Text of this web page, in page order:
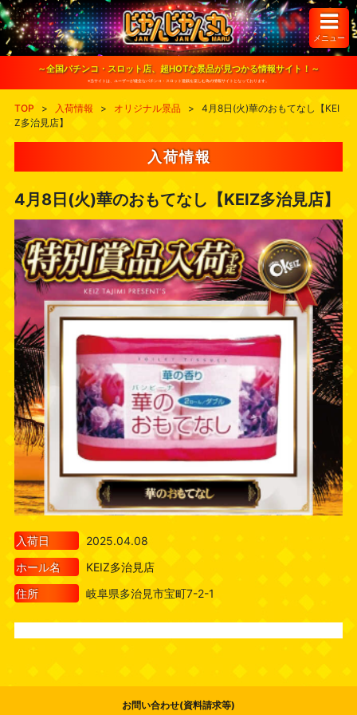
S
k
i
o
メニュー
～全国パチンコ・スロット店、超HOTな景品が見つかる情報サイト！～
※当サイトは、ユーザーが健全なパチンコ・スロット遊戯を楽しむ為の情報サイトとなっております。
TOP > 入荷情報 > オリジナル景品 >
4月8日(火)華のおもてなし【KEI
Z多治見店】
入荷情報
4月8日(火)華のおもてなし【KEIZ多治見店】
入荷日
2025.04.08
ホール名
KEIZ多治見店
住所
岐阜県多治見市宝町7-2-1
お問い合わせ(資料請求等)